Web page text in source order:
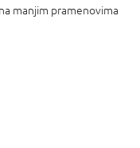
manjim pramenovima